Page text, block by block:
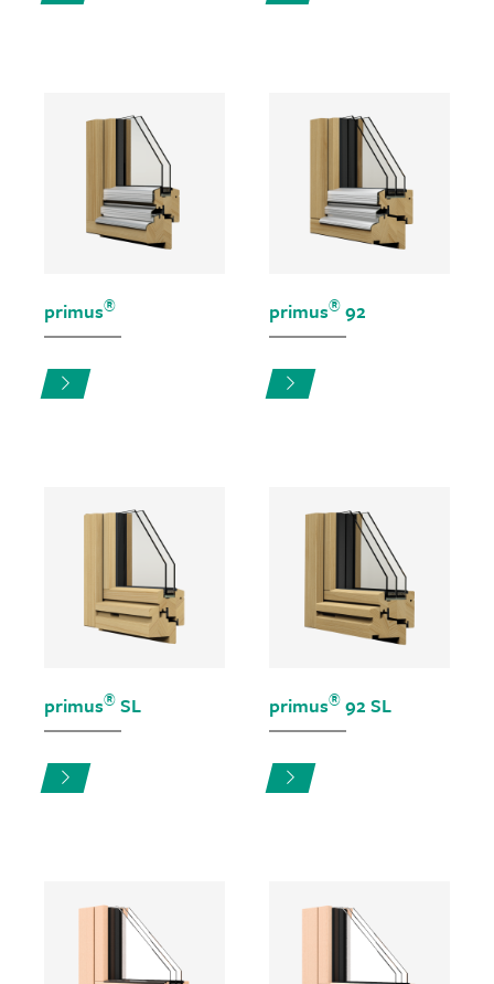
primus® primus® 92
primus® SL primus® 92 SL